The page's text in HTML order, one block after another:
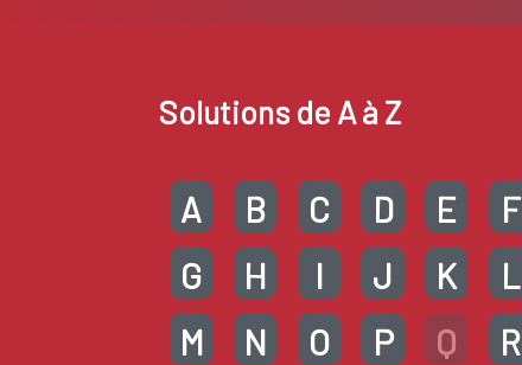
Solutions de A à Z
A B C D E
F
G
H I J K
L
M
N O P Q
R